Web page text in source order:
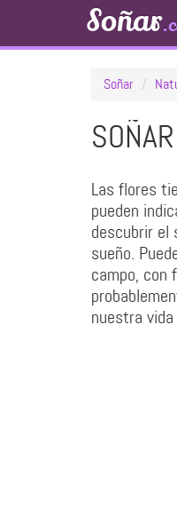
Soñar
Soñar
Las flores
pueden
descubrir el
sueño.
campo, con
nuestra